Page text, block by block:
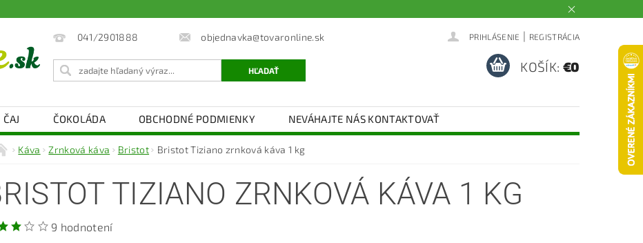
041/2901888 objednavka@tovaronline.sk PRIHLÁSENIE | REGISTRÁCIA
KOŠÍK: €0
ČAJ ČOKOLÁDA OBCHODNÉ PODMIENKY NEVÁHAJTE NÁS KONTAKTOVAŤ
Káva Zrnková káva Bristot Bristot Tiziano zrnková káva 1 kg
TIZIANO ZRNKOVÁ KÁVA 1 KG
9 hodnotení